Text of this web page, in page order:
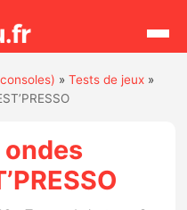
Rechercher
»Tests de jeux »
ondes